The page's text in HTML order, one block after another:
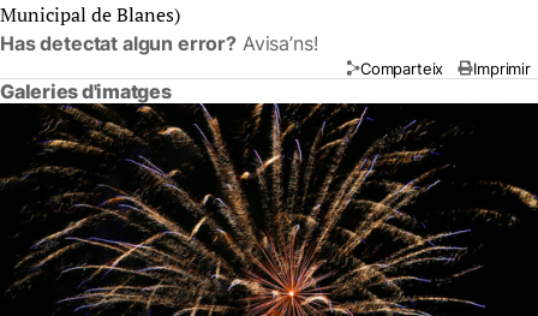
Municipal de Blanes)
Has detectat algun error? Avisa’ns!
Comparteix Imprimir
Galeries d'imatges